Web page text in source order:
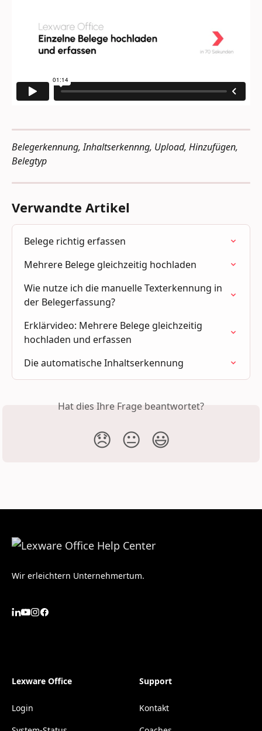
Belegerkennung, Inhaltserkennng, Upload, Hinzufügen,
Belegtyp
Verwandte Artikel
Belege richtig erfassen
Mehrere Belege gleichzeitig hochladen
Wie nutze ich die manuelle Texterkennung in
der Belegerfassung?
Erklärvideo: Mehrere Belege gleichzeitig
hochladen und erfassen
Die automatische Inhaltserkennung
Hat dies Ihre Frage beantwortet?
😞 😐 😃
Wir erleichtern Unternehmertum.
Lexware Office
Login
Support
Kontakt